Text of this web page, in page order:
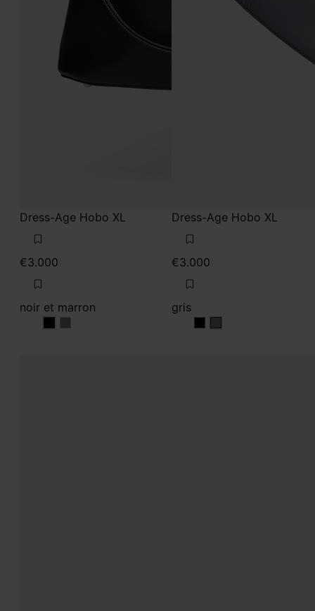
Dress-Age Hobo XL
€3.000
noir et marron
noir et marron
noir et marron
Dress-Age Hobo XL
€3.000
gris
grisgris